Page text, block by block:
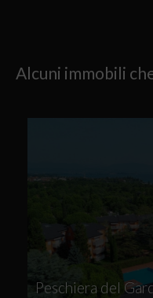
Alcuni immobili
Peschiera del